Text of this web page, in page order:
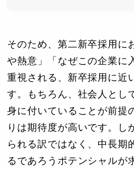
そのため、第二新卒採用に
や熱意」「なぜこの企業に
重視される、新卒採用に近
す。もちろん、社会人とし
身に付いていることが前提
りは期待度が高いです。し
られる訳ではなく、中長期
るであろうポテンシャルが